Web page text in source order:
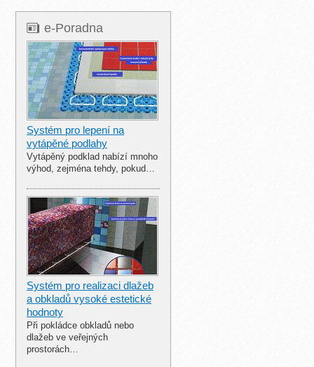
e-Poradna
Systém pro lepení na
vytápěné podlahy
Vytápěný podklad nabízí mnoho
výhod, zejména tehdy, pokud…
Systém pro realizaci dlažeb
a obkladů vysoké estetické
hodnoty
Při pokládce obkladů nebo
dlažeb ve veřejných
prostorách…